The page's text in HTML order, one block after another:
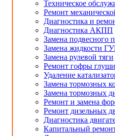
Техническое
Ремонт
Диагностика и
Диагностика АКПП
Замена подвесного
Замена жидкости
Замена рулевой тяги
Ремонт гофры
Удаление
Замена тормозных
Замена тормозных
Ремонт и замена
Ремонт дизельных
Диагностика
Капитальный